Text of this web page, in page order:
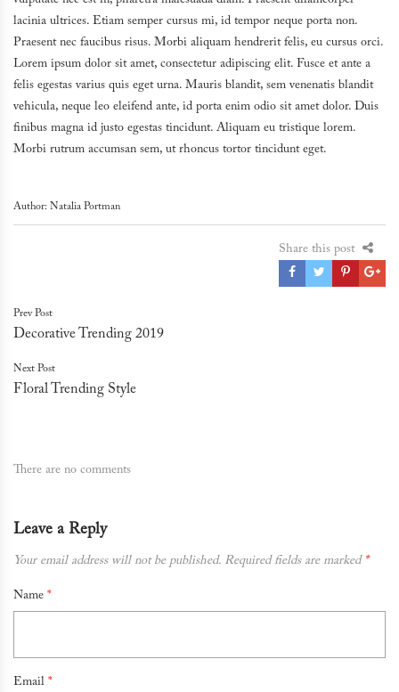
lacinia ultrices. Etiam semper cursus mi, id tempor neque porta non.
Praesent nec faucibus risus. Morbi aliquam hendrerit felis, eu cursus orci.
Lorem ipsum dolor sit amet, consectetur adipiscing elit. Fusce et ante a
felis egestas varius quis eget urna. Mauris blandit, sem venenatis blandit
vehicula, neque leo eleifend ante, id porta enim odio sit amet dolor. Duis
finibus magna id justo egestas tincidunt. Aliquam eu tristique lorem.
Morbi rutrum accumsan sem, ut rhoncus tortor tincidunt eget.
Author: Natalia Portman
Share this post
Post
navigation
Prev Post
Decorative Trending 2019
Next Post
Floral Trending Style
There are no comments
Leave a Reply
Your email address will not be published. Required fields are marked *
Name *
Email *